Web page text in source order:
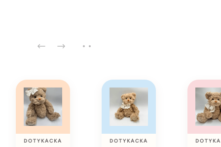
DOTYKACKA DOTYKACKA